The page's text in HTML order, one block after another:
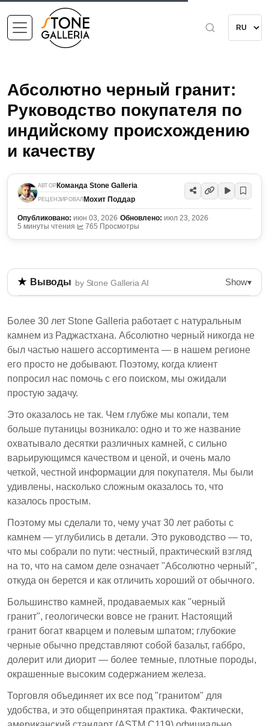
Абсолютно черный гранит:
Руководство покупателя по
индийскому происхождению
и качеству
АВТОР Команда Stone Galleria
РЕЦЕНЗИРОВАЛ Мохит Поддар
Опубликовано: июн 03, 2026·Обновлено: июл 23, 2026·
5 минуты чтения· 765 Просмотры
Выводы by Stone Galleria AI Show▾
сложности в качестве и происхождении.
Существуют вариации в разных карьерах,
влияющие на цену и внешний вид. Понимание
этих различий важно для покупателей, ищущих
определенные характеристики в своих каменных
изделиях.
используемый для различных темных камней,
часто ошибочно классифицируемых как гранит,
несмотря на различия в геологическом
составе.
Индийские карьеры, особенно в Карнатаке и
Андхра-Прадеше, производят различные виды
абсолютно черного гранита, каждый с
уникальными качествами и ценами.
Качество абсолютно черного гранита
значительно варьируется из-за таких факторов,
влияет как на внешний вид, так и на стоимость.
Покупатели должны отдавать приоритет
происхождению карьера и качеству камня, а не
общим ярлыкам при закупке гранита.
Более 30 лет Stone Galleria работает с натуральным
камнем из Раджастхана. Абсолютно черный никогда не
был частью нашего ассортимента — в нашем регионе
его просто не добывают. Поэтому, когда клиент
попросил нас помочь с его поиском, мы ожидали
простую задачу.
Это оказалось не так. Чем глубже мы копали, тем
больше путаницы возникало: одно и то же название
охватывало десятки различных камней, с сильно
варьирующимся качеством и ценой, и очень мало
четкой, честной информации для покупателя. Мы были
удивлены, насколько сложным оказалось то, что
казалось простым.
Поэтому мы сделали то, чему учат 30 лет работы с
камнем — углубились в детали. Это руководство — то,
что мы собрали по пути: честный, практический взгляд
на то, что на самом деле означает "Абсолютно черный",
откуда он берется и как отличить хороший от обычного.
Большинство камней, продаваемых как "черный
гранит", геологически вовсе не гранит. Настоящий
гранит богат кварцем и полевым шпатом; глубокие
черные обычно представляют собой базальт, габбро,
долерит или диорит — более темные, плотные породы,
окрашенные высоким содержанием железа.
Торговля объединяет их все под "гранитом" для
удобства, и это общепринятая практика. Фактически,